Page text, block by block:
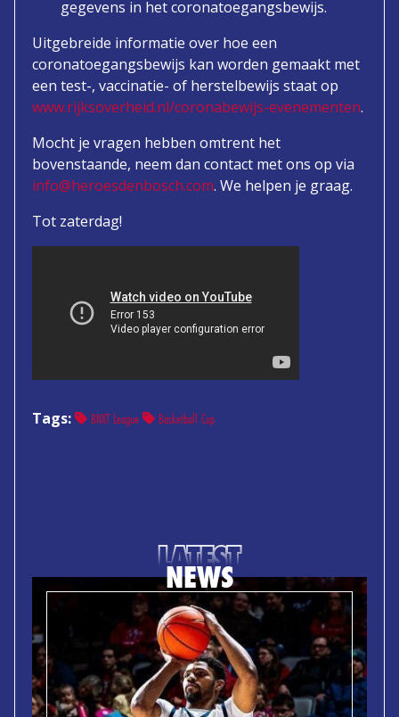
gegevens in het coronatoegangsbewijs.
Uitgebreide informatie over hoe een
coronatoegangsbewijs kan worden gemaakt met
een test-, vaccinatie- of herstelbewijs staat op
www.rijksoverheid.nl/coronabewijs-evenementen.
Mocht je vragen hebben omtrent het
bovenstaande, neem dan contact met ons op via
info@heroesdenbosch.com. We helpen je graag.
Tot zaterdag!
Tags: BNXT League Basketball Cup
LATEST
NEWS